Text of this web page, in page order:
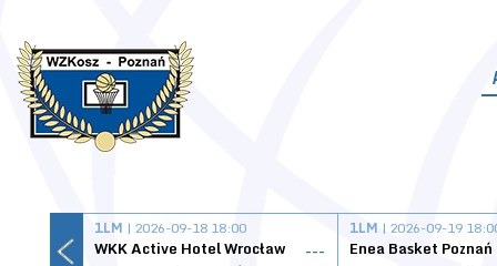
1LM | 2026-09-18 18:00
WKK Active Hotel Wrocław
---
1LM | 2026-09-19
Enea Basket Poznań